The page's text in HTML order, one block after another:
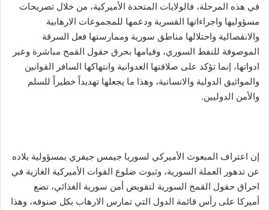
في هذه المرحلة، فالولايات المتحدة الأميركية، من خلال تصريحات
مسؤوليها واجراءاتها القسرية ودعمها للمجموعات الارهابية
والانفصالية واحتلالها مناطق سورية وممارستها فعل السرقة
الموصوفة للنفط السوري، وقيامها بحرق حقول القمح مباشرة وعبر
ادواتها، إنما تؤكد على صلافتها العدوانية وانتهاكها السافر القوانين
والمواثيق الدولية والانسانية، وهذا ما يجعلها تهديداً خطيراً للسلم
والأمن الدوليين.
إن اعتراف المبعوث الأميركي لسوريا جيمس جيفري بمسؤولية بلاده
عن تدهور العملة السورية، وثبوت ضلوع القوات الأميركية الغازية في
احراق حقول القمح السورية لتقويض أمن سورية الغذائي، تضع
أميركا على رأس قائمة الدول التي تمارس الارهاب بكل صنوفه، وهذا